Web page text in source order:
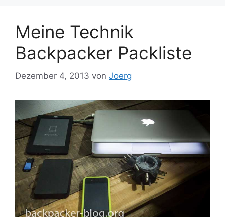
Meine Technik
Backpacker Packliste
Dezember 4, 2013 von Joerg